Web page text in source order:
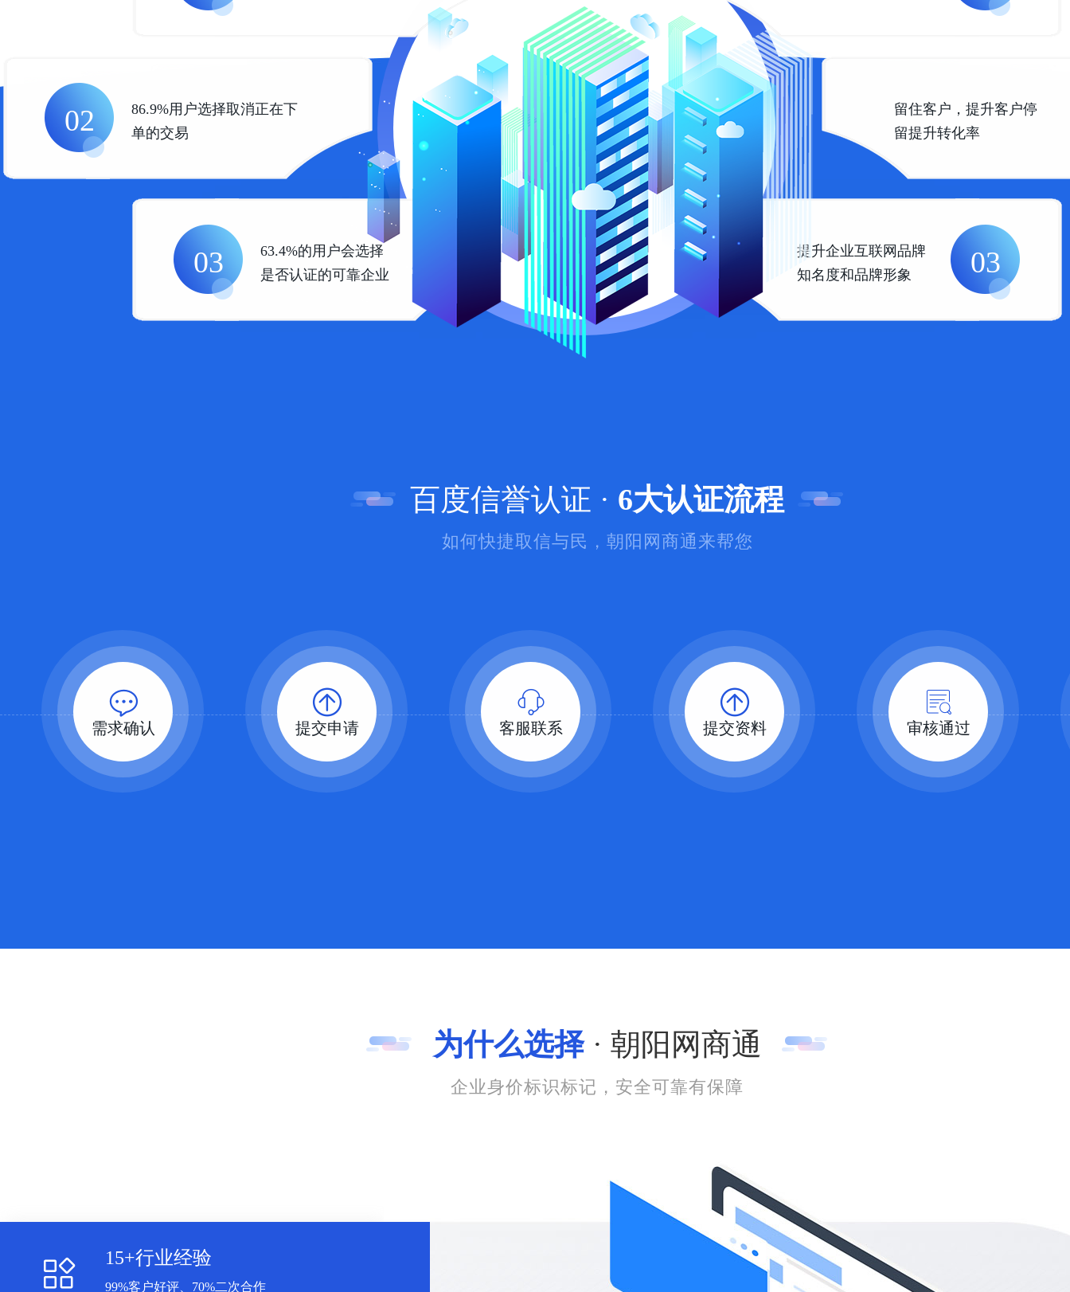
02
86.9%用户选择取消正在下
单的交易
03
63.4%的用户会选择
是否认证的可靠企业
留住客户，提升客户停
留提升转化率
提升企业互联网品牌
知名度和品牌形象
03
百度信誉认证 · 6大认证流程
如何快捷取信与民，朝阳网商通来帮您
需求确认 提交申请 客服联系 提交资料 审核通过
为什么选择· 朝阳网商通
企业身价标识标记，安全可靠有保障
15+行业经验
99%客户好评、70%二次合作